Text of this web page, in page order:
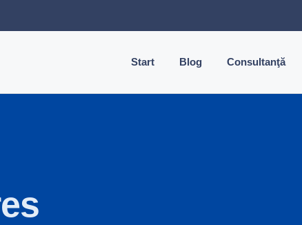
Start Blog Consultanţă